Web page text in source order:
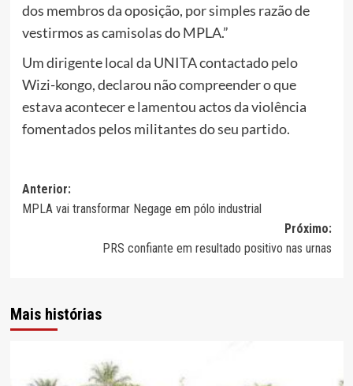
dos membros da oposição, por simples razão de
vestirmos as camisolas do MPLA.”
Um dirigente local da UNITA contactado pelo
Wizi-kongo, declarou não compreender o que
estava acontecer e lamentou actos da violência
fomentados pelos militantes do seu partido.
Navegação
de
Anterior:
MPLA vai transformar Negage em pólo industrial
Próximo:
PRS confiante em resultado positivo nas urnas
Mais histórias